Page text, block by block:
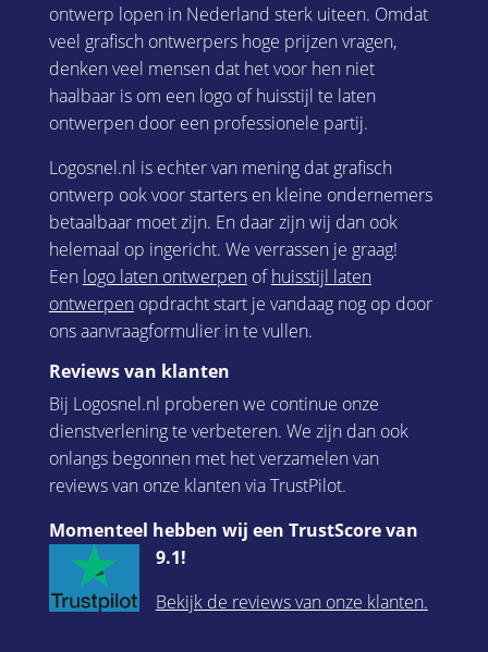
ontwerp lopen in Nederland sterk uiteen. Omdat
veel grafisch ontwerpers hoge prijzen vragen,
denken veel mensen dat het voor hen niet
haalbaar is om een logo of huisstijl te laten
ontwerpen door een professionele partij.
Logosnel.nl is echter van mening dat grafisch
ontwerp ook voor starters en kleine ondernemers
betaalbaar moet zijn. En daar zijn wij dan ook
helemaal op ingericht. We verrassen je graag!
Een logo laten ontwerpenofhuisstijl laten
ontwerpenopdracht start je vandaag nog op door
ons aanvraagformulier in te vullen.
Reviews van klanten
Bij Logosnel.nl proberen we continue onze
dienstverlening te verbeteren. We zijn dan ook
onlangs begonnen met het verzamelen van
reviews van onze klanten via TrustPilot.
Momenteel hebben wij een TrustScore van
9.1!
Bekijk de reviews van onze klanten.